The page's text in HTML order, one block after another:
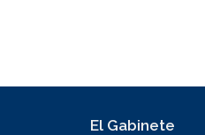
El Gabinete